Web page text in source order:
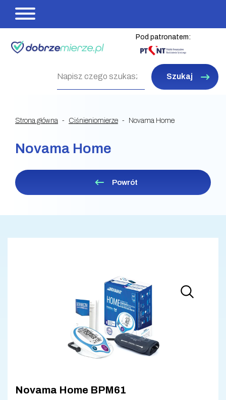
Pod patronatem:
Szukaj
Strona główna Ciśnieniomierze Novama Home
Novama Home
Powrót
Novama Home BPM61